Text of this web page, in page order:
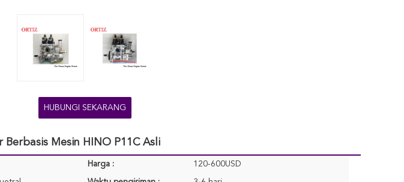
HUBUNGI SEKARANG
Mesin HINO P11C Asli
Harga : 120-600USD